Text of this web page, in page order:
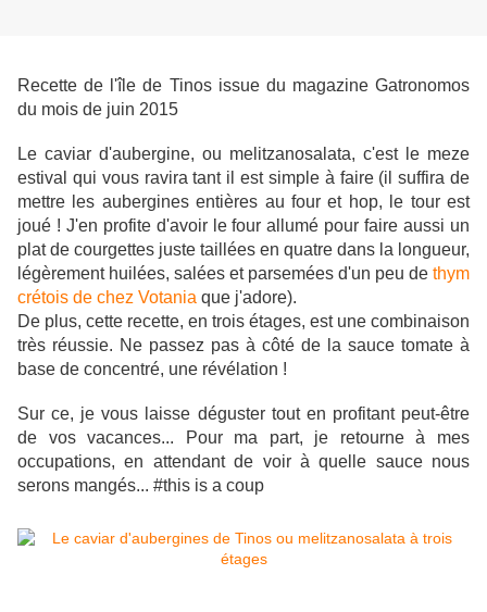
Recette de l'île de Tinos issue du magazine Gatronomos
du mois de juin 2015
Le caviar d'aubergine, ou melitzanosalata, c'est le meze
estival qui vous ravira tant il est simple à faire (il suffira de
mettre les aubergines entières au four et hop, le tour est
joué ! J'en profite d'avoir le four allumé pour faire aussi un
plat de courgettes juste taillées en quatre dans la longueur,
légèrement huilées, salées et parsemées d'un peu de thym
crétois de chez Votania que j'adore).
De plus, cette recette, en trois étages, est une combinaison
très réussie. Ne passez pas à côté de la sauce tomate à
base de concentré, une révélation !
Sur ce, je vous laisse déguster tout en profitant peut-être
de vos vacances... Pour ma part, je retourne à mes
occupations, en attendant de voir à quelle sauce nous
serons mangés... #this is a coup